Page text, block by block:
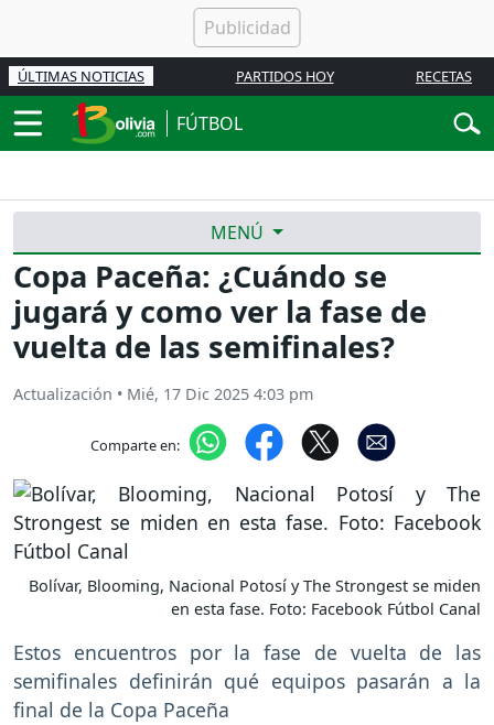
ÚLTIMAS NOTICIAS PARTIDOS HOY RECETAS
FÚTBOL
MENÚ
Copa Paceña: ¿Cuándo se
jugará y como ver la fase de
vuelta de las semifinales?
Actualización • Mié, 17 Dic 2025 4:03 pm
Comparte en:
Bolívar, Blooming, Nacional Potosí y The Strongest se miden
en esta fase. Foto: Facebook Fútbol Canal
Estos encuentros por la fase de vuelta de las
semifinales definirán qué equipos pasarán a la
final de la Copa Paceña